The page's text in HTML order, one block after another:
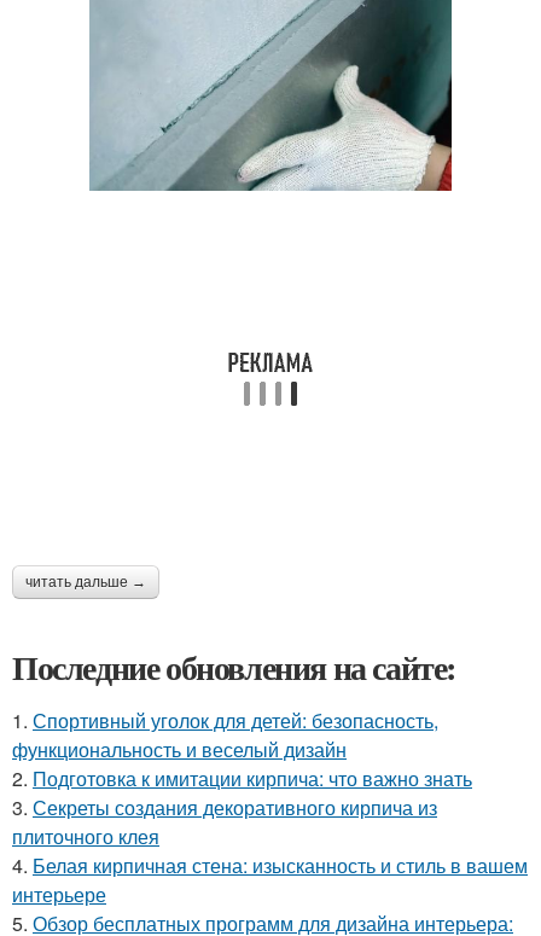
читать дальше →
Последние обновления на сайте:
1. Спортивный уголок для детей: безопасность,
функциональность и веселый дизайн
2. Подготовка к имитации кирпича: что важно знать
3. Секреты создания декоративного кирпича из
плиточного клея
4. Белая кирпичная стена: изысканность и стиль в вашем
интерьере
5. Обзор бесплатных программ для дизайна интерьера: